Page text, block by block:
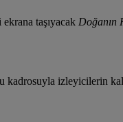
taşıyacak Doğanın
kadrosuyla izleyicilerin